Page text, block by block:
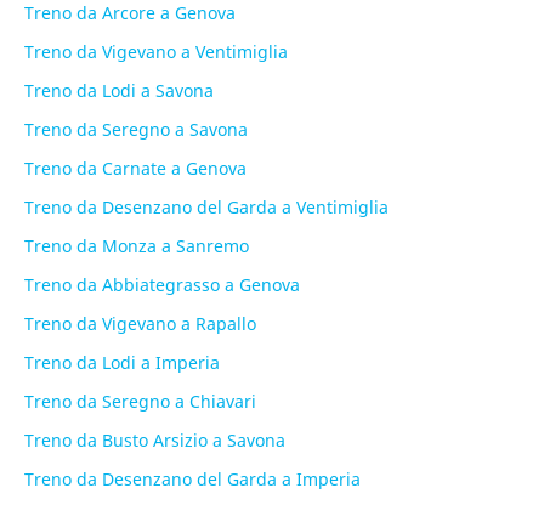
Treno da Arcore a Genova
Treno da Vigevano a Ventimiglia
Treno da Lodi a Savona
Treno da Seregno a Savona
Treno da Carnate a Genova
Treno da Desenzano del Garda a Ventimiglia
Treno da Monza a Sanremo
Treno da Abbiategrasso a Genova
Treno da Vigevano a Rapallo
Treno da Lodi a Imperia
Treno da Seregno a Chiavari
Treno da Busto Arsizio a Savona
Treno da Desenzano del Garda a Imperia